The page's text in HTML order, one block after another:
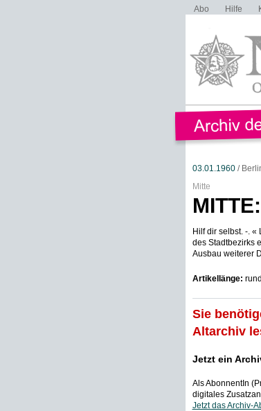
Abo Hilfe
03.01.1960/
Mitte
MITTE:
Hilf dir selbst. -. «
des Stadtbezirks
Ausbau weiterer
Artikellänge:
Sie
Altarchiv
Jetzt ein
Als AbonnentIn
digitales
Jetzt das Archiv-